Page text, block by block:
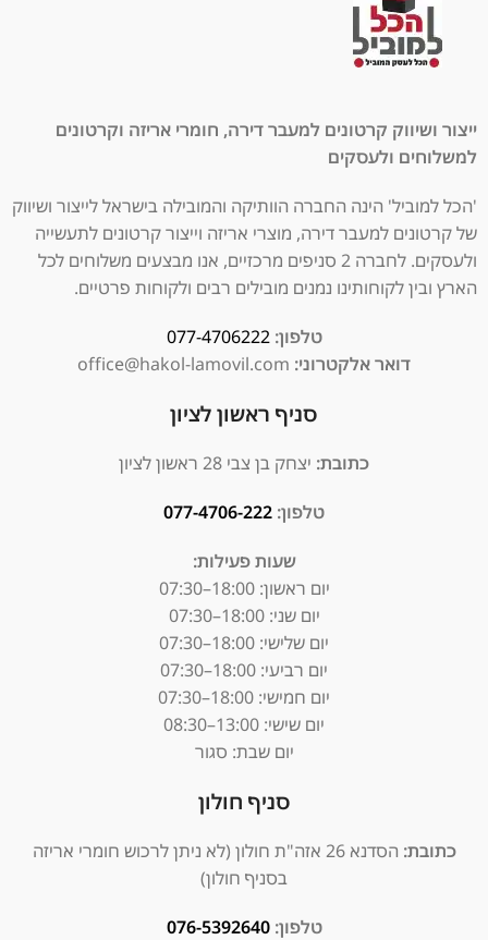
ייצור ושיווק קרטונים למעבר דירה, חומרי אריזה וקרטונים
למשלוחים ולעסקים
'הכל למוביל' הינה החברה הוותיקה והמובילה בישראל לייצור ושיווק
של קרטונים למעבר דירה, מוצרי אריזה וייצור קרטונים לתעשייה
ולעסקים. לחברה 2 סניפים מרכזיים, אנו מבצעים משלוחים לכל
הארץ ובין לקוחותינו נמנים מובילים רבים ולקוחות פרטיים.
טלפון: 077-4706222
דואר אלקטרוני:
סניף ראשון לציון
כתובת: יצחק בן צבי 28 ראשון לציון
טלפון: 077-4706-222
שעות פעילות:
יום ראשון:18:00–07:30
יום שני: 18:00–07:30
יום שלישי: 18:00–07:30
יום רביעי: 18:00–07:30
יום חמישי: 18:00–07:30
יום שישי: 13:00–08:30
יום שבת: סגור
סניף חולון
כתובת:
הסדנא 26 אזה"ת חולון (לא ניתן לרכוש חומרי אריזה
בסניף חולון)
טלפון: 076-5392640